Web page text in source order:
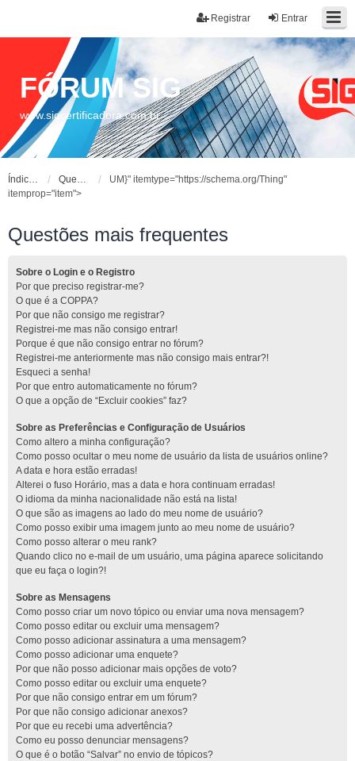
Entrar
Registrar
FÓRUM SIG
www.sigcertificadora.com.br
Índice do fórum Questões mais frequentes
UM}" itemtype="https://schema.org/Thing"
itemprop="item">
Questões mais frequentes
Sobre o Login e o Registro
Por que preciso registrar-me?
O que é a COPPA?
Por que não consigo me registrar?
Registrei-me mas não consigo entrar!
Porque é que não consigo entrar no fórum?
Registrei-me anteriormente mas não consigo mais entrar?!
Esqueci a senha!
Por que entro automaticamente no fórum?
O que a opção de “Excluir cookies” faz?
Sobre as Preferências e Configuração de Usuários
Como altero a minha configuração?
Como posso ocultar o meu nome de usuário da lista de usuários online?
A data e hora estão erradas!
Alterei o fuso Horário, mas a data e hora continuam erradas!
O idioma da minha nacionalidade não está na lista!
O que são as imagens ao lado do meu nome de usuário?
Como posso exibir uma imagem junto ao meu nome de usuário?
Como posso alterar o meu rank?
Quando clico no e-mail de um usuário, uma página aparece solicitando
que eu faça o login?!
Sobre as Mensagens
Como posso criar um novo tópico ou enviar uma nova mensagem?
Como posso editar ou excluir uma mensagem?
Como posso adicionar assinatura a uma mensagem?
Como posso adicionar uma enquete?
Por que não posso adicionar mais opções de voto?
Como posso editar ou excluir uma enquete?
Por que não consigo entrar em um fórum?
Por que não consigo adicionar anexos?
Por que eu recebi uma advertência?
Como eu posso denunciar mensagens?
O que é o botão “Salvar” no envio de tópicos?